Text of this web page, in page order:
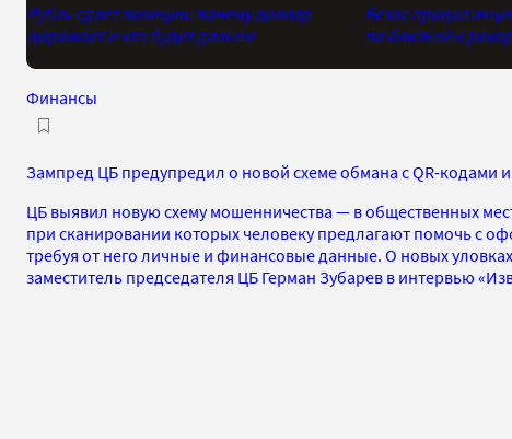
Рубль сдает позиции: почему доллар
дорожает и что будет дальше
Безос продал
по близкой к
Финансы
Зампред ЦБ предупредил о новой схеме обмана с QR-кодами
ЦБ выявил новую схему мошенничества — в общественных
при сканировании которых человеку предлагают помочь с
требуя от него личные и финансовые данные. О новых
заместитель председателя ЦБ Герман Зубарев в интервью